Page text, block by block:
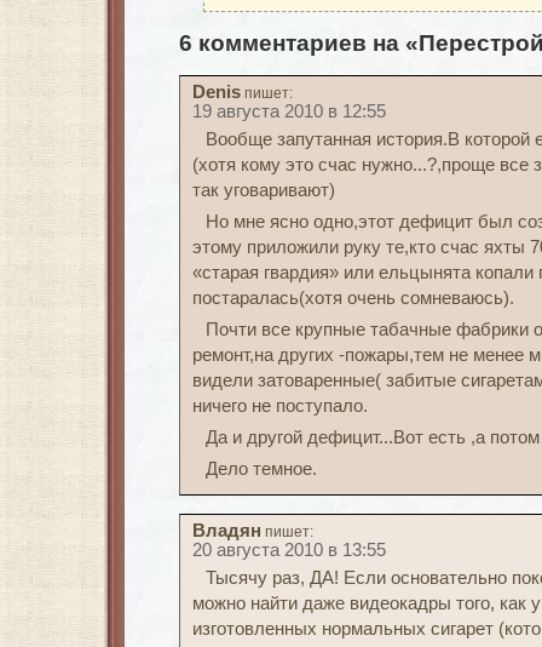
6 комментариев на
Denis пишет:
19 августа 2010 в 12:55
Вообще запутанная история.В которой
(хотя кому это счас нужно...?,проще все
так уговаривают)
Но мне ясно одно,этот дефицит был
этому приложили руку те,кто счас яхты
«старая гвардия» или ельцынята копали
постаралась(хотя очень сомневаюсь).
Почти все крупные табачные фабрики
ремонт,на других -пожары,тем не менее
видели затоваренные( забитые
ничего не поступало.
Да и другой дефицит...Вот есть ,а
Дело темное.
Владян пишет:
20 августа 2010 в 13:55
Тысячу раз, ДА! Если основательно
можно найти даже видеокадры того, как
изготовленных нормальных сигарет